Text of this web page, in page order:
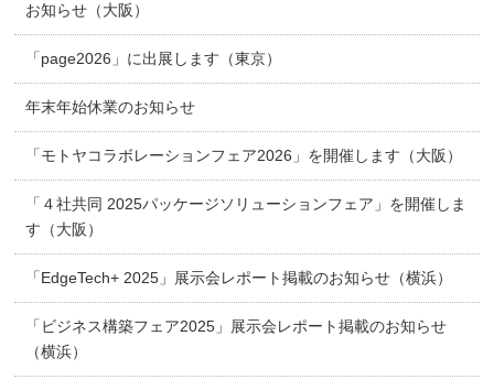
お知らせ（大阪）
「page2026」に出展します（東京）
年末年始休業のお知らせ
「モトヤコラボレーションフェア2026」を開催します（大阪）
「４社共同 2025パッケージソリューションフェア」を開催しま
す（大阪）
「EdgeTech+ 2025」展示会レポート掲載のお知らせ（横浜）
「ビジネス構築フェア2025」展示会レポート掲載のお知らせ
（横浜）